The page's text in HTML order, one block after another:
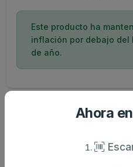
Este producto ha
inflación por debajo del
de año.
Aún no hay comentarios.
Ahora